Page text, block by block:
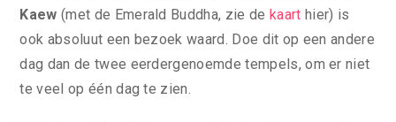
Kaew (met de Emerald Buddha, zie de kaart hier) is
ook absoluut een bezoek waard. Doe dit op een andere
dag dan de twee eerdergenoemde tempels, om er niet
te veel op één dag te zien.